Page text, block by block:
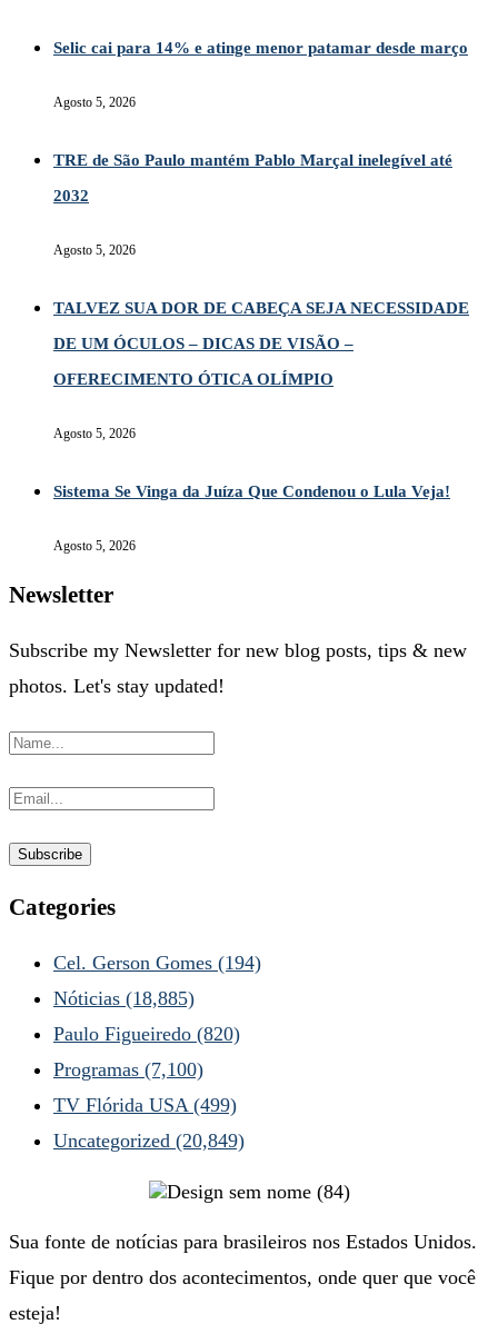
Selic cai para 14% e atinge menor patamar desde março
Agosto 5, 2026
TRE de São Paulo mantém Pablo Marçal inelegível até
2032
Agosto 5, 2026
TALVEZ SUA DOR DE CABEÇA SEJA NECESSIDADE
DE UM ÓCULOS – DICAS DE VISÃO –
OFERECIMENTO ÓTICA OLÍMPIO
Agosto 5, 2026
Sistema Se Vinga da Juíza Que Condenou o Lula Veja!
Agosto 5, 2026
Newsletter
Subscribe my Newsletter for new blog posts, tips & new
photos. Let's stay updated!
Categories
Cel. Gerson Gomes (194)
Nóticias (18,885)
Paulo Figueiredo (820)
Programas (7,100)
TV Flórida USA (499)
Uncategorized (20,849)
Sua fonte de notícias para brasileiros nos Estados Unidos.
Fique por dentro dos acontecimentos, onde quer que você
esteja!